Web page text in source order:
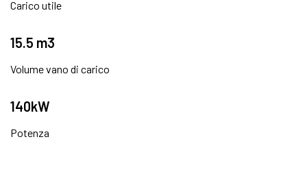
Carico utile
15.5 m3
Volume vano di carico
140kW
Potenza